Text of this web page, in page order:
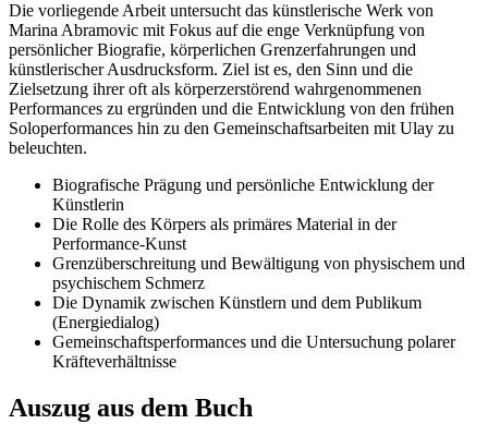
Die vorliegende Arbeit untersucht das künstlerische Werk von
Marina Abramovic mit Fokus auf die enge Verknüpfung von
persönlicher Biografie, körperlichen Grenzerfahrungen und
künstlerischer Ausdrucksform. Ziel ist es, den Sinn und die
Zielsetzung ihrer oft als körperzerstörend wahrgenommenen
Performances zu ergründen und die Entwicklung von den frühen
Soloperformances hin zu den Gemeinschaftsarbeiten mit Ulay zu
beleuchten.
Biografische Prägung und persönliche Entwicklung der
Künstlerin
Die Rolle des Körpers als primäres Material in der
Performance-Kunst
Grenzüberschreitung und Bewältigung von physischem und
psychischem Schmerz
Die Dynamik zwischen Künstlern und dem Publikum
(Energiedialog)
Gemeinschaftsperformances und die Untersuchung polarer
Kräfteverhältnisse
Auszug aus dem Buch